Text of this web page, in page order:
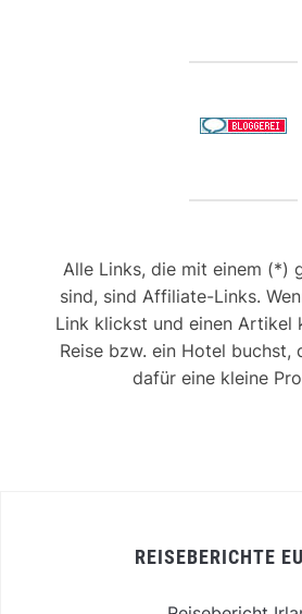
Alle Links, die mit einem (*)
sind, sind Affiliate-Links.
Link klickst und einen Artikel
Reise bzw. ein Hotel buchst,
dafür eine kleine
REISEBERICHTE